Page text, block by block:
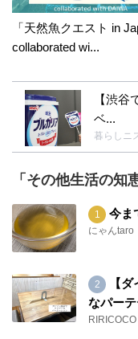
「天然魚クエスト in
collaborated wi...
【渋
ベ...
暮らしニ
「その他生活の知
今ま
にゃんtaro
【
なパー
RIRICOCO